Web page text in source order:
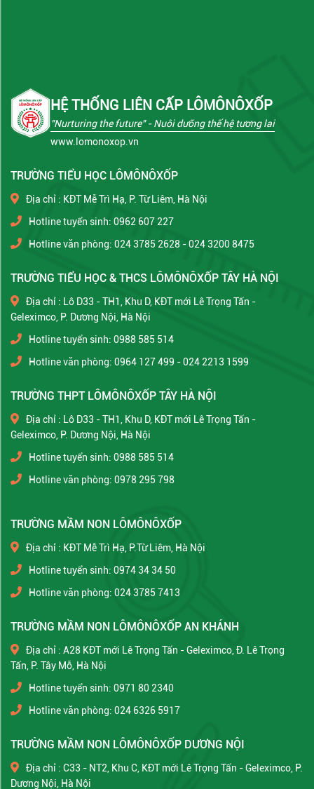
HỆ THỐNG LIÊN CẤP LÔMÔNÔXỐP
"Nurturing the future"- Nuôi dưỡng thế hệ tương lai
www.lomonoxop.vn
TRƯỜNG TIỂU HỌC LÔMÔNÔXỐP
Địa chỉ : KĐT Mễ Trì Hạ, P. Từ Liêm, Hà Nội
Hotline tuyển sinh: 0962 607 227
Hotline văn phòng: 024 3785 2628 - 024 3200 8475
TRƯỜNG TIỂU HỌC & THCS LÔMÔNÔXỐP TÂY HÀ NỘI
Địa chỉ : Lô D33 - TH1, Khu D, KĐT mới Lê Trọng Tấn -
Geleximco, P. Dương Nội, Hà Nội
Hotline tuyển sinh: 0988 585 514
Hotline văn phòng: 0964 127 499 - 024 2213 1599
TRƯỜNG THPT LÔMÔNÔXỐP TÂY HÀ NỘI
Địa chỉ : Lô D33 - TH1, Khu D, KĐT mới Lê Trọng Tấn -
Geleximco, P. Dương Nội, Hà Nội
Hotline tuyển sinh: 0988 585 514
Hotline văn phòng: 0978 295 798
TRƯỜNG MẦM NON LÔMÔNÔXỐP
Địa chỉ : KĐT Mễ Trì Hạ, P.Từ Liêm, Hà Nội
Hotline tuyển sinh: 0974 34 34 50
Hotline văn phòng: 024 3785 7413
TRƯỜNG MẦM NON LÔMÔNÔXỐP AN KHÁNH
Địa chỉ : A28 KĐT mới Lê Trọng Tấn - Geleximco, Đ. Lê Trọng
Tấn, P. Tây Mỗ, Hà Nội
Hotline tuyển sinh: 0971 80 2340
Hotline văn phòng: 024 6326 5917
TRƯỜNG MẦM NON LÔMÔNÔXỐP DƯƠNG NỘI
Địa chỉ : C33 - NT2, Khu C, KĐT mới Lê Trọng Tấn - Geleximco, P.
Dương Nội, Hà Nội